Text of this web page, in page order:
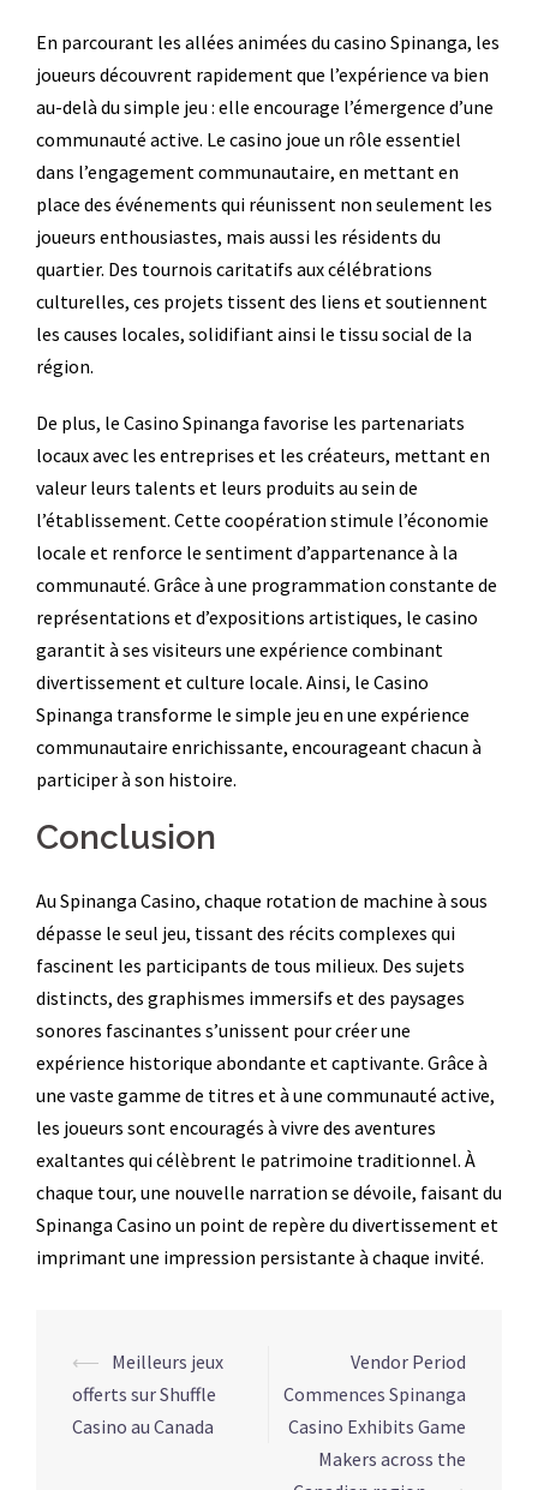
En parcourant les allées animées du casino Spinanga, les
joueurs découvrent rapidement que l’expérience va bien
au-delà du simple jeu : elle encourage l’émergence d’une
communauté active. Le casino joue un rôle essentiel
dans l’engagement communautaire, en mettant en
place des événements qui réunissent non seulement les
joueurs enthousiastes, mais aussi les résidents du
quartier. Des tournois caritatifs aux célébrations
culturelles, ces projets tissent des liens et soutiennent
les causes locales, solidifiant ainsi le tissu social de la
région.
De plus, le Casino Spinanga favorise les partenariats
locaux avec les entreprises et les créateurs, mettant en
valeur leurs talents et leurs produits au sein de
l’établissement. Cette coopération stimule l’économie
locale et renforce le sentiment d’appartenance à la
communauté. Grâce à une programmation constante de
représentations et d’expositions artistiques, le casino
garantit à ses visiteurs une expérience combinant
divertissement et culture locale. Ainsi, le Casino
Spinanga transforme le simple jeu en une expérience
communautaire enrichissante, encourageant chacun à
participer à son histoire.
Conclusion
Au Spinanga Casino, chaque rotation de machine à sous
dépasse le seul jeu, tissant des récits complexes qui
fascinent les participants de tous milieux. Des sujets
distincts, des graphismes immersifs et des paysages
sonores fascinantes s’unissent pour créer une
expérience historique abondante et captivante. Grâce à
une vaste gamme de titres et à une communauté active,
les joueurs sont encouragés à vivre des aventures
exaltantes qui célèbrent le patrimoine traditionnel. À
chaque tour, une nouvelle narration se dévoile, faisant du
Spinanga Casino un point de repère du divertissement et
imprimant une impression persistante à chaque invité.
Navegação
de
posts
⟵ Meilleurs jeux
offerts sur Shuffle
Casino au Canada
Vendor Period
Commences Spinanga
Casino Exhibits Game
Makers across the